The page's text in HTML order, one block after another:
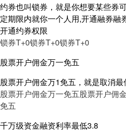
约券也叫锁券，就是你想要某些券
定期限内就你一个人用,开通融券融
开通约券权限
锁券T+0锁券T+0锁券T+0
股票开户佣金万一免五
股票开户佣金万1免五，就是取消
股票开户佣金万一免五股票开户佣
免五
千万级资金融资利率最低3.8